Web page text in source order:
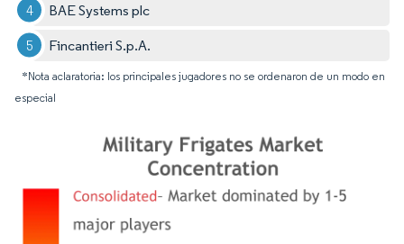
BAE Systems plc
Fincantieri S.p.A.
*Nota aclaratoria: los principales jugadores no se ordenaron de un modo en
especial